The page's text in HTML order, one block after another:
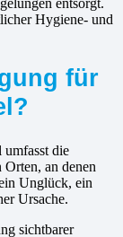
Hygiene- und
für
die
Orten, an denen
Unglück, ein
Ursache.
sichtbarer